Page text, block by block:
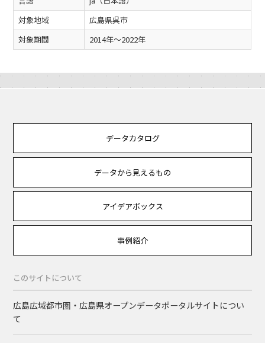
対象地域
広島県呉市
対象期間
2014年〜2022年
データカタログ
データから見えるもの
アイデアボックス
事例紹介
このサイトについて
広島広域都市圏・広島県オープンデータポータルサイトについ
て